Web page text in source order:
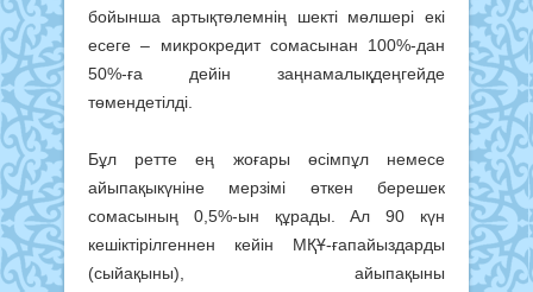
бойынша артықтөлемнің шекті мөлшері екі
есеге – микрокредит сомасынан 100%-дан
50%-ға дейін заңнамалықдеңгейде
төмендетілді.
Бұл ретте ең жоғары өсімпұл немесе
айыпақыкүніне мерзімі өткен берешек
сомасының 0,5%-ын құрады. Ал 90 күн
кешіктірілгеннен кейін МҚҰ-ғапайыздарды
(сыйақыны), айыпақыны